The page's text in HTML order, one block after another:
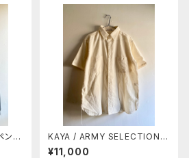
ン付
KAYA / ARMY SELECTION
シャンブレーシャツ
¥11,000